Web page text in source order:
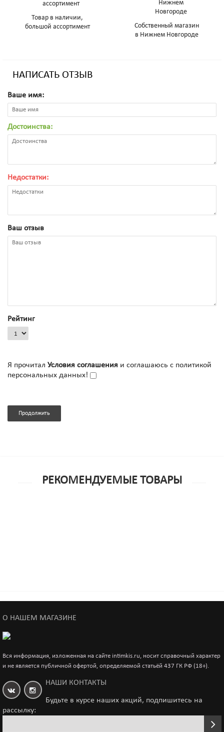
Товар в наличии,
большой ассортимент
Собственный магазин
в Нижнем Новгороде
НАПИСАТЬ ОТЗЫВ
Ваше имя:
Достоинства:
Недостатки:
Ваш отзыв
Рейтинг
Я прочитал Условия соглашения и соглашаюсь с политикой
персональных данных!
Продолжить
РЕКОМЕНДУЕМЫЕ ТОВАРЫ
О НАШЕМ МАГАЗИНЕ
Вся информация, изложенная на сайте intimkis.ru, носит справочный характер
и не является публичной офертой, определяемой статьёй 437 ГК РФ (18+).
НАШИ КОНТАКТЫ
Будьте в курсе наших акций, подпишитесь на
рассылку: